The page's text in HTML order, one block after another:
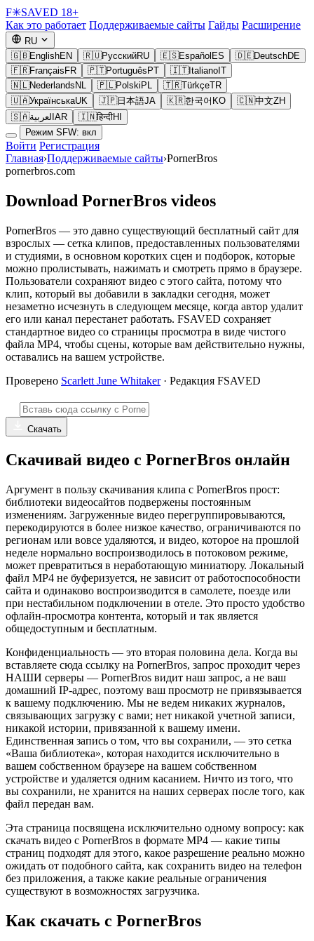
F✳SAVED 18+
Как это работает Поддерживаемые сайты Гайды Расширение
RU
🇬🇧EnglishEN 🇷🇺РусскийRU 🇪🇸Español ES 🇩🇪DeutschDE
🇫🇷Français FR 🇵🇹Português PT 🇮🇹Italiano IT
🇳🇱Nederlands NL 🇵🇱Polski PL 🇹🇷TürkçeTR
🇺🇦УкраїнськаUK 🇯🇵日本語JA 🇰🇷한국어 KO 🇨🇳中文ZH
🇸🇦العربية AR 🇮🇳हिन्दीHI
Режим SFW: вкл
Войти Регистрация
Главная›Поддерживаемые сайты›PornerBros
pornerbros.com
Download PornerBros videos
PornerBros — это давно существующий бесплатный сайт для
взрослых — сетка клипов, предоставленных пользователями
и студиями, в основном коротких сцен и подборок, которые
можно пролистывать, нажимать и смотреть прямо в браузере.
Пользователи сохраняют видео с этого сайта, потому что
клип, который вы добавили в закладки сегодня, может
незаметно исчезнуть в следующем месяце, когда автор удалит
его или канал перестанет работать. FSAVED сохраняет
стандартное видео со страницы просмотра в виде чистого
файла MP4, чтобы сцены, которые вам действительно нужны,
оставались на вашем устройстве.
Проверено Scarlett June Whitaker· Редакция FSAVED
Скачать
Скачивай видео с PornerBros онлайн
Аргумент в пользу скачивания клипа с PornerBros прост:
библиотеки видеосайтов подвержены постоянным
изменениям. Загруженные видео перегруппировываются,
перекодируются в более низкое качество, ограничиваются по
регионам или вовсе удаляются, и видео, которое на прошлой
неделе нормально воспроизводилось в потоковом режиме,
может превратиться в неработающую миниатюру. Локальный
файл MP4 не буферизуется, не зависит от работоспособности
сайта и одинаково воспроизводится в самолете, поезде или
при нестабильном подключении в отеле. Это просто удобство
офлайн-просмотра контента, который и так является
общедоступным и бесплатным.
Конфиденциальность — это вторая половина дела. Когда вы
вставляете сюда ссылку на PornerBros, запрос проходит через
НАШИ серверы — PornerBros видит наш запрос, а не ваш
домашний IP-адрес, поэтому ваш просмотр не привязывается
к вашему подключению. Мы не ведем никаких журналов,
связывающих загрузку с вами; нет никакой учетной записи,
никакой истории, привязанной к вашему имени.
Единственная запись о том, что вы сохранили, — это сетка
«Ваша библиотека», которая находится исключительно в
вашем собственном браузере на вашем собственном
устройстве и удаляется одним касанием. Ничто из того, что
вы сохранили, не хранится на наших серверах после того, как
файл передан вам.
Эта страница посвящена исключительно одному вопросу: как
скачать видео с PornerBros в формате MP4 — какие типы
страниц подходят для этого, какое разрешение реально можно
ожидать от подобного сайта, как сохранить видео на телефон
без приложения, а также какие реальные ограничения
существуют в возможностях загрузчика.
Как скачать с PornerBros